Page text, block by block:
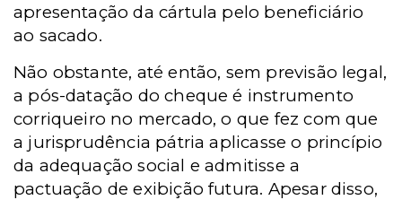
apresentação da cártula pelo beneficiário
ao sacado.
Não obstante, até então, sem previsão legal,
a pós-datação do cheque é instrumento
corriqueiro no mercado, o que fez com que
a jurisprudência pátria aplicasse o princípio
da adequação social e admitisse a
pactuação de exibição futura. Apesar disso,